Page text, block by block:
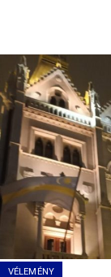
VÉLEMÉNY